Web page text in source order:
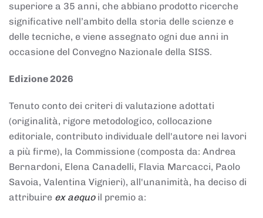
superiore a 35 anni, che abbiano prodotto ricerche
significative nell’ambito della storia delle scienze e
delle tecniche, e viene assegnato ogni due anni in
occasione del Convegno Nazionale della SISS.
Edizione 2026
Tenuto conto dei criteri di valutazione adottati
(originalità, rigore metodologico, collocazione
editoriale, contributo individuale dell'autore nei lavori
a più firme), la Commissione (composta da: Andrea
Bernardoni, Elena Canadelli, Flavia Marcacci, Paolo
Savoia, Valentina Vignieri), all'unanimità, ha deciso di
attribuire ex aequoil premio a: